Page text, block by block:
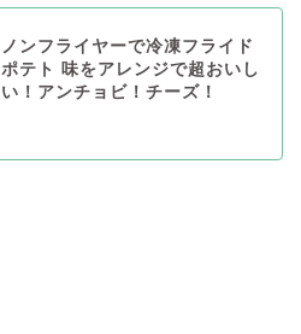
ノンフライヤーで冷凍フライド
ポテト 味をアレンジで超おいし
い！アンチョビ！チーズ！